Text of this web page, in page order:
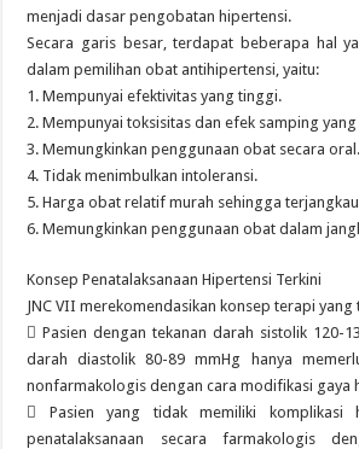
menjadi dasar pengobatan hipertensi.
Secara garis besar, terdapat beberapa hal
dalam pemilihan obat antihipertensi, yaitu:
1. Mempunyai efektivitas yang tinggi.
2. Mempunyai toksisitas dan efek samping
3. Memungkinkan penggunaan obat secara oral.
4. Tidak menimbulkan intoleransi.
5. Harga obat relatif murah sehingga
6. Memungkinkan penggunaan obat dalam
Konsep Penatalaksanaan Hipertensi Terkini
JNC VII merekomendasikan konsep terapi yang
 Pasien dengan tekanan darah sistolik 120-
darah diastolik 80-89 mmHg hanya
nonfarmakologis dengan cara modifikasi gaya
 Pasien yang tidak memiliki komplikasi
penatalaksanaan secara farmakologis